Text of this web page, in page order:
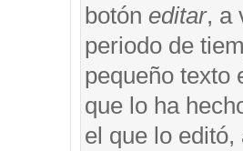
botón editar, a
periodo de
pequeño texto
que lo ha
el que lo